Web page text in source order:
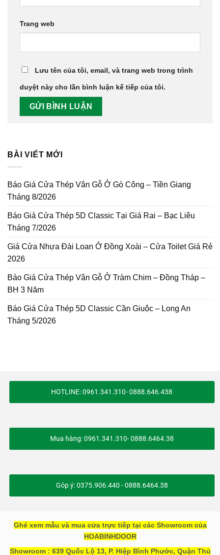
Trang web
Lưu tên của tôi, email, và trang web trong trình
duyệt này cho lần bình luận kế tiếp của tôi.
BÀI VIẾT MỚI
Báo Giá Cửa Thép Vân Gỗ Ở Gò Công – Tiền Giang
Tháng 8/2026
Báo Giá Cửa Thép 5D Classic Tại Giá Rai – Bạc Liêu
Tháng 7/2026
Giá Cửa Nhựa Đài Loan Ở Đồng Xoài – Cửa Toilet Giá Rẻ
2026
Báo Giá Cửa Thép Vân Gỗ Ở Tràm Chim – Đồng Tháp –
BH 3 Năm
Báo Giá Cửa Thép 5D Classic Cần Giuộc – Long An
Tháng 5/2026
HOTLINE: 0961.341.310- 0888.646.438
Mua hàng: 0961.341.310- 0888.6464.38
Góp ý: 0375.906.440 - 0888.6464.38
Ghé xem mẫu và mua cửa trực tiếp tại các Showroom của
HOABINHDOOR
Showroom : 639 Quốc Lộ 13, P. Hiệp Bình Phước, Quận Thủ